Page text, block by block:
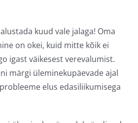
kuud vale jalaga! Oma
on okei, kuid mitte kõik ei
igast väikesest verevalumist.
märgi üleminekupäevade ajal
elus edasiliikumisega